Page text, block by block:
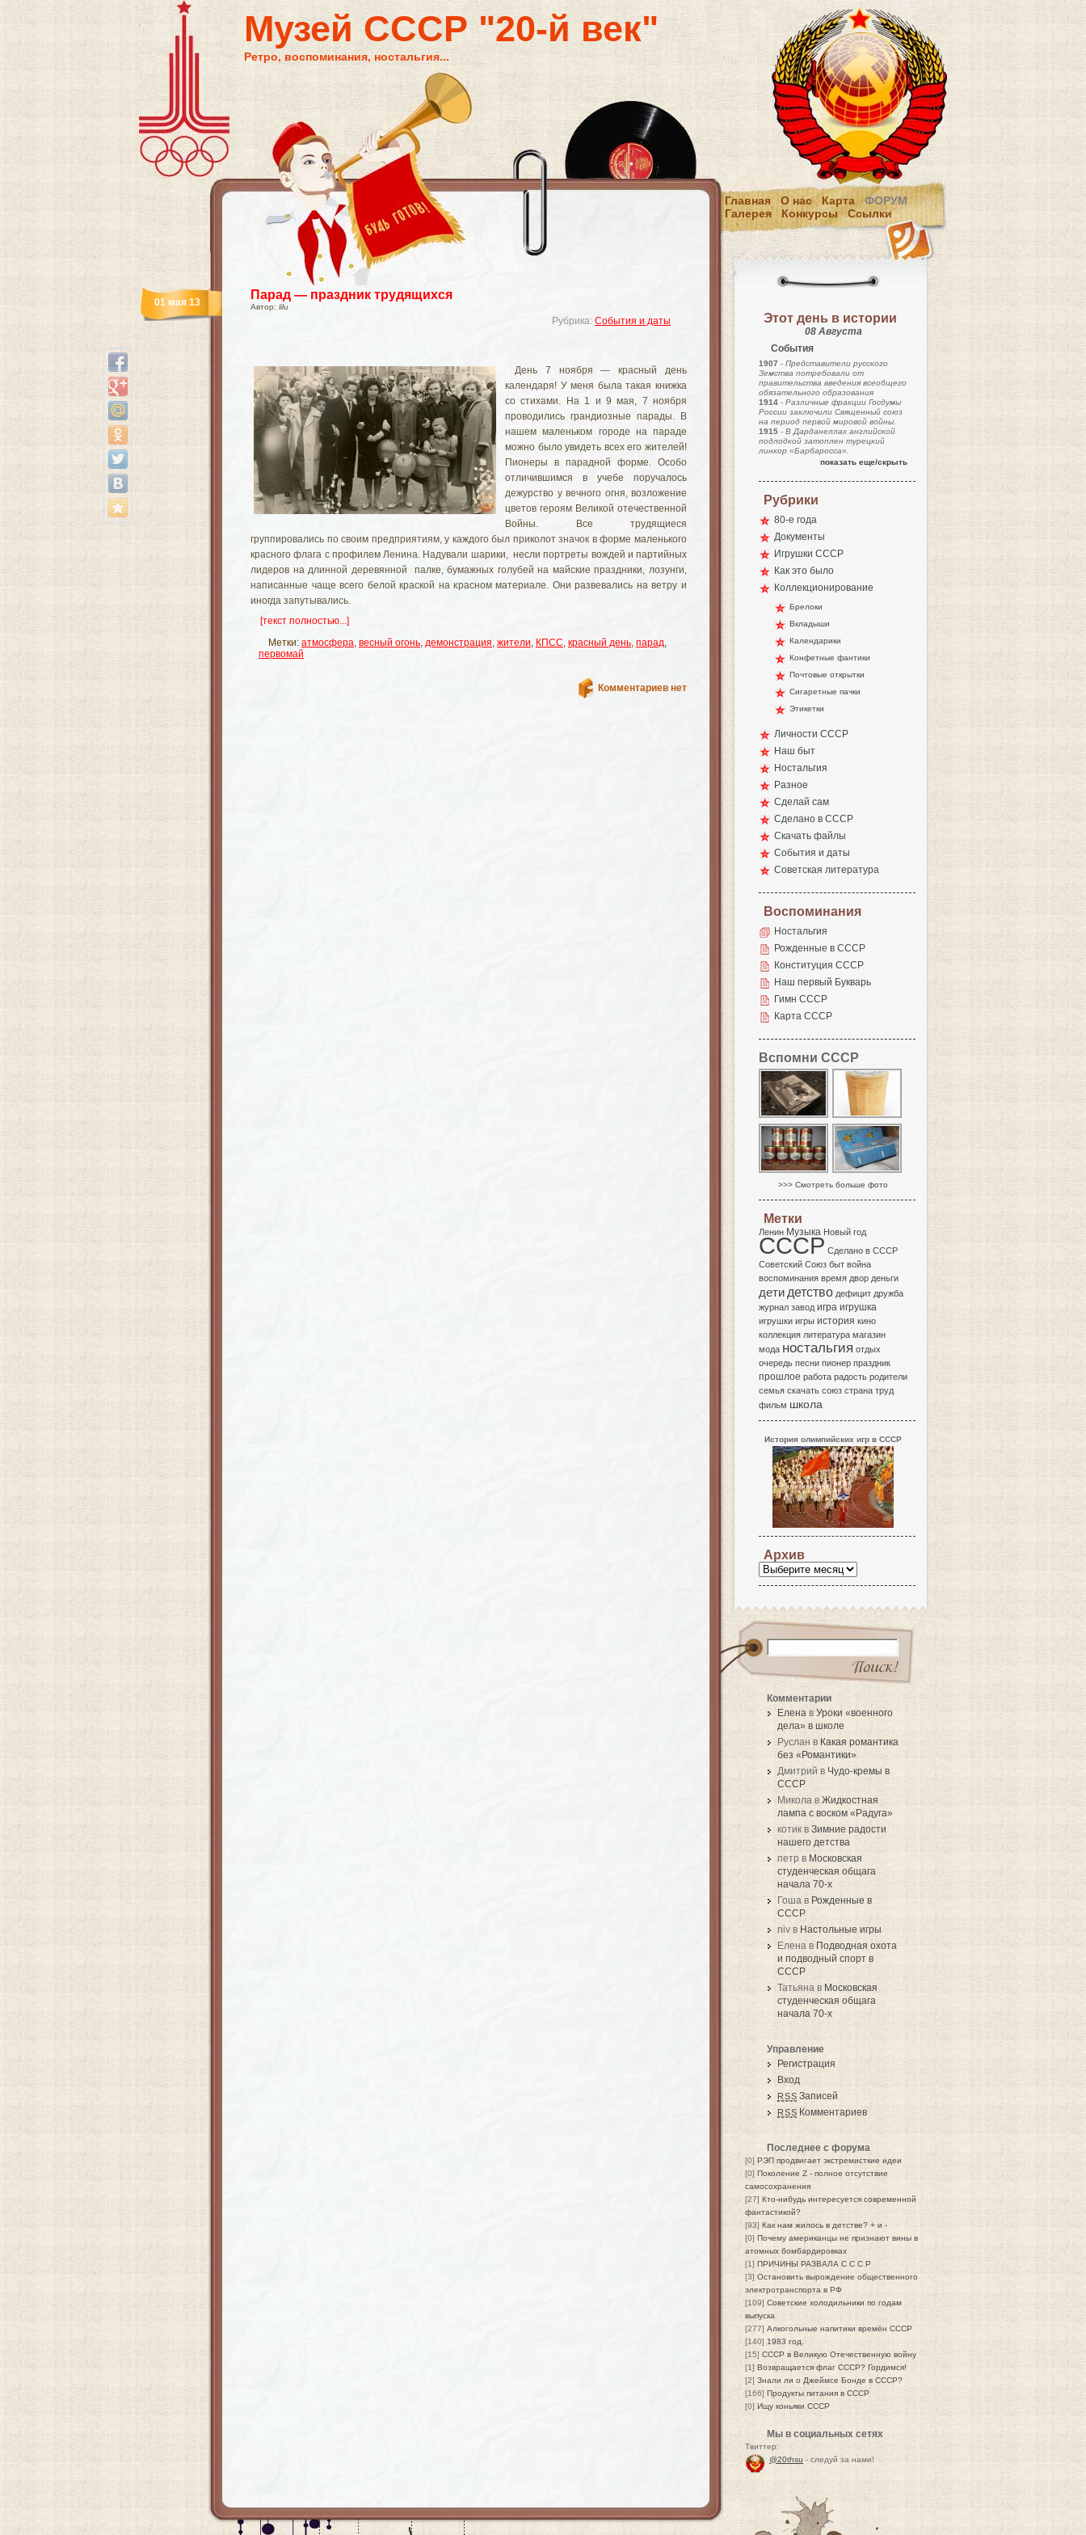
Музей СССР "20-й век"
Ретро, воспоминания, ностальгия...
Главная О нас Карта
ФОРУМ
Галерея
Конкурсы Ссылки
Парад — праздник трудящихся
Автор: lilu
Рубрика: События и даты
01 мая 13
День 7 ноября — красный день
календаря! У меня была такая книжка
со стихами. На 1 и 9 мая, 7 ноября
проводились грандиозные парады. В
нашем маленьком городе на параде
можно было увидеть всех его жителей!
Пионеры в парадной форме. Особо
отличившимся в учебе поручалось
дежурство у вечного огня, возложение
цветов героям Великой отечественной
Войны. Все трудящиеся
группировались по своим предприятиям, у каждого был приколот значок в форме маленького
красного флага с профилем Ленина. Надували шарики, несли портреты вождей и партийных
лидеров на длинной деревянной палке, бумажных голубей на майские праздники, лозунги,
написанные чаще всего белой краской на красном материале. Они развевались на ветру и
иногда запутывались.
[текст полностью...]
Метки: атмосфера, весный огонь, демонстрация, жители, КПСС, красный день, парад,
первомай
Комментариев нет
Этот день в истории
08 Августа
События
1907 - Представители русского
Земства потребовали от
правительства введения всеобщего
обязательного образования
1914 - Различные фракции Госдумы
России заключили Священный союз
на период первой мировой войны.
1915 - В Дарданеллах английской
подлодкой затоплен турецкий
линкор «Барбаросса».
показать еще/скрыть
Рубрики
80-е года
Документы
Игрушки СССР
Как это было
Коллекционирование
Брелоки
Вкладыши
Календарики
Конфетные фантики
Почтовые открытки
Сигаретные пачки
Этикетки
Личности СССР
Наш быт
Ностальгия
Разное
Сделай сам
Сделано в СССР
Скачать файлы
События и даты
Советская литература
Воспоминания
Ностальгия
Рожденные в СССР
Конституция СССР
Наш первый Букварь
Гимн СССР
Карта СССР
Вспомни СССР
>>> Смотреть больше фото
Метки
Ленин Музыка Новый год
СССР Сделано в СССР
Советский Союз быт война
воспоминания время двор деньги
дети детство дефицит дружба
журнал завод игра игрушка
игрушки игры история кино
коллекция литература магазин
мода ностальгия отдых
очередь песни пионер праздник
прошлое работа радость родители
семья скачать союз страна труд
фильм школа
История олимпийских игр в СССР
Архив
Комментарии
Елена в Уроки «военного
дела» в школе
Руслан в Какая романтика
без «Романтики»
Дмитрий в Чудо-кремы в
СССР
Микола в Жидкостная
лампа с воском «Радуга»
котик в Зимние радости
нашего детства
петр в Московская
студенческая общага
начала 70-х
Гоша в Рожденные в
СССР
niv в Настольные игры
Елена в Подводная охота
и подводный спорт в
СССР
Татьяна в Московская
студенческая общага
начала 70-х
Управление
Регистрация
Вход
RSS Записей
RSS Комментариев
Последнее с форума
[0] РЭП продвигает экстремисткие идеи
[0] Поколение Z - полное отсутствие
самосохранения
[27] Кто-нибудь интересуется современной
фантастикой?
[93] Как нам жилось в детстве? + и -
[0] Почему американцы не признают вины в
атомных бомбардировках
[1] ПРИЧИНЫ РАЗВАЛА С С С Р
[3] Остановить вырождение общественного
электротранспорта в РФ
[109] Советские холодильники по годам
выпуска
[277] Алкогольные напитики времён СССР
[140] 1983 год.
[15] СССР в Великую Отечественную войну
[1] Возвращается флаг СССР? Гордимся!
[2] Знали ли о Джеймсе Бонде в СССР?
[166] Продукты питания в СССР
[0] Ищу коньяки СССР
Мы в социальных сетях
Твиттер:
@20thsu - следуй за нами!